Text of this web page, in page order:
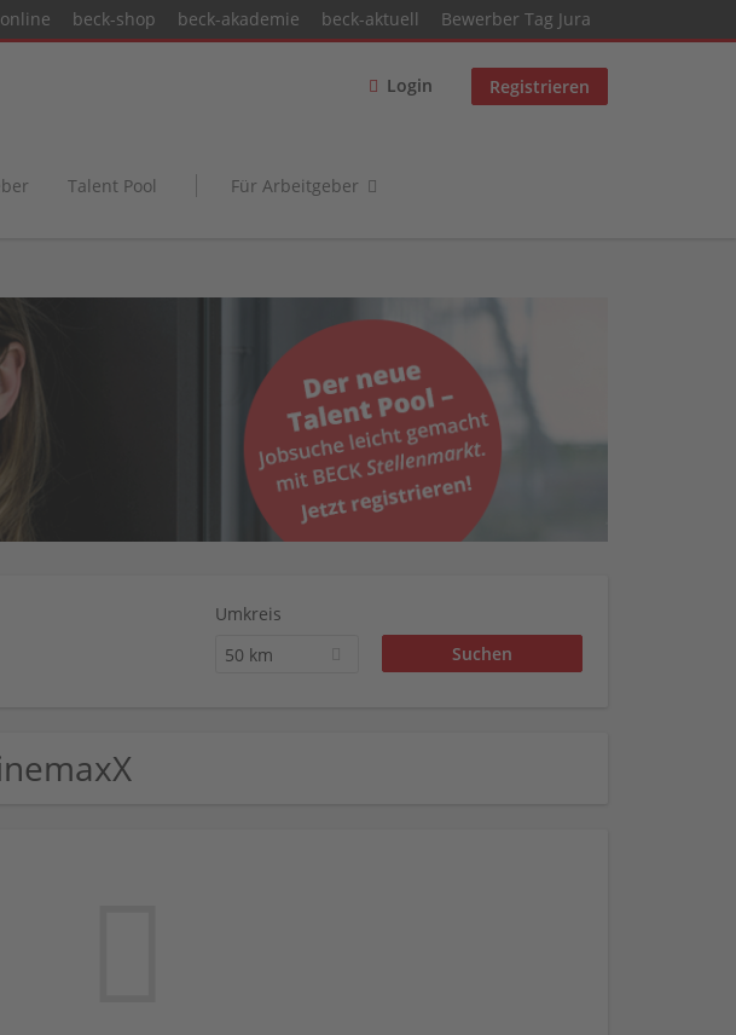
beck-shop beck-akademie beck-aktuell Bewerber Tag Jura
Login Registrieren
Talent Pool Für Arbeitgeber
Umkreis
50 km